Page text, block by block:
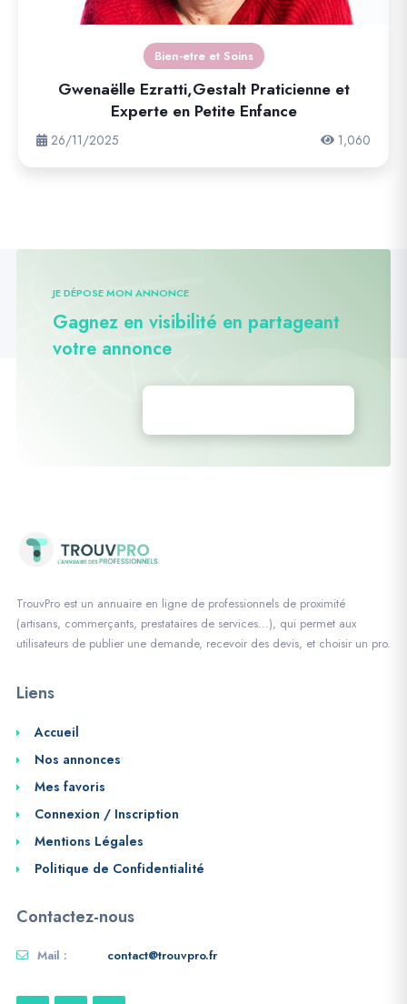
Bien-etre et Soins
Gwenaëlle Ezratti,Gestalt Praticienne et
Experte en Petite Enfance
26/11/2025 1,060
JE DÉPOSE MON ANNONCE
Gagnez en visibilité en partageant
votre annonce
TrouvPro est un annuaire en ligne de professionnels de proximité
(artisans, commerçants, prestataires de services…), qui permet aux
utilisateurs de publier une demande, recevoir des devis, et choisir un pro.
Liens
Accueil
Nos annonces
Mes favoris
Connexion / Inscription
Mentions Légales
Politique de Confidentialité
Contactez-nous
Mail : contact@trouvpro.fr